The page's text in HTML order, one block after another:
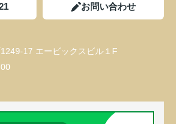
お問い合わせ
17 エービックスビル１F